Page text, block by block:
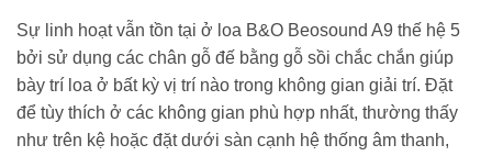
Sự linh hoạt vẫn tồn tại ở loa B&O Beosound A9 thế hệ 5
bởi sử dụng các chân gỗ đế bằng gỗ sồi chắc chắn giúp
bày trí loa ở bất kỳ vị trí nào trong không gian giải trí. Đặt
để tùy thích ở các không gian phù hợp nhất, thường thấy
như trên kệ hoặc đặt dưới sàn cạnh hệ thống âm thanh,